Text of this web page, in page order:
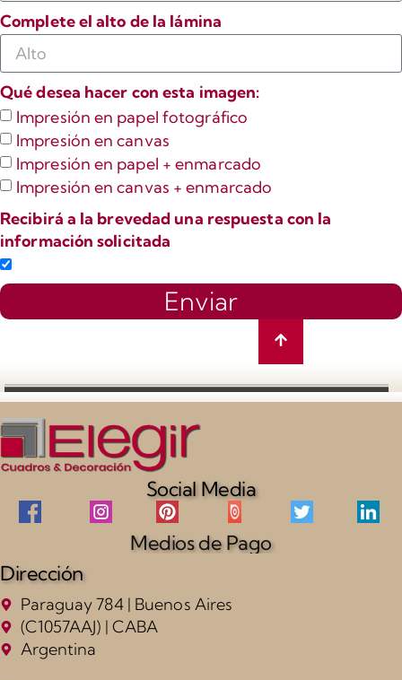
Complete el alto de la lámina
Qué desea hacer con esta imagen:
Impresión en papel fotográfico
Impresión en canvas
Impresión en papel + enmarcado
Impresión en canvas + enmarcado
Recibirá a la brevedad una respuesta con la
información solicitada
Enviar
Social Media
Medios de Pago
Dirección
Paraguay 784 | Buenos Aires
(C1057AAJ) | CABA
Argentina